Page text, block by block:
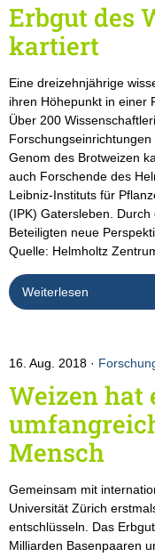
Erbgut des
kartiert
Eine dreizehnjährige
ihren Höhepunkt in einer
Über 200
Genom des Brotweizen
auch Forschende des
Leibniz-Instituts für
(IPK) Gatersleben.
Beteiligten neue
Quelle: Helmholtz
Weiterlesen
16. Aug. 2018
Weizen
Mensch
Gemeinsam mit
Universität Zürich
entschlüsseln. Das
Milliarden Basenpaaren